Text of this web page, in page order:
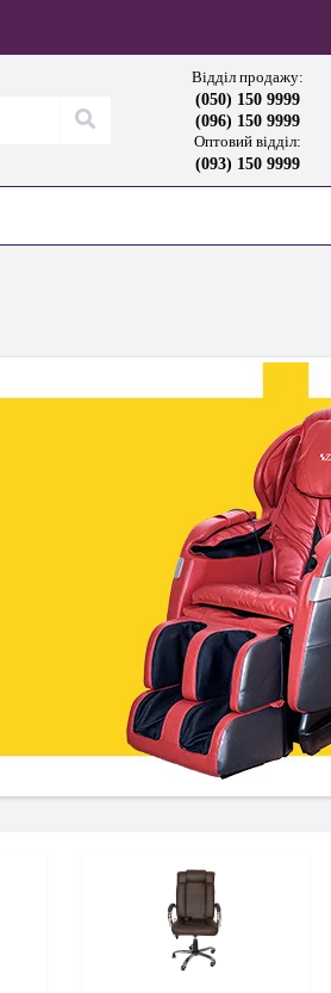
Відділ продажу:
(050) 150 9999
(096) 150 9999
Оптовий відділ:
(093) 150 9999